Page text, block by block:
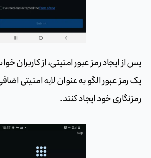
پس از ایجاد رمز عبور امنیتی، از کاربران
یک رمز عبور الگو به عنوان لایه امنیتی
رمزنگاری خود ایجاد کنند.